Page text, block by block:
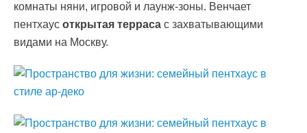
комнаты няни, игровой и лаунж-зоны. Венчает
пентхаус открытая терраса с захватывающими
видами на Москву.